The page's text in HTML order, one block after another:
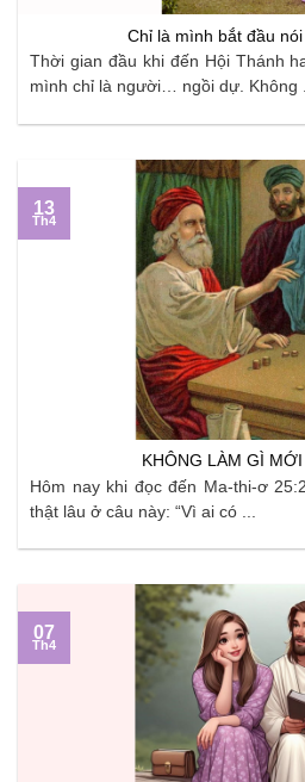
Chỉ là mình bắt đầu nói
Thời gian đầu khi đến Hội Thánh
mình chỉ là người… ngồi dự. Không
KHÔNG LÀM GÌ
Hôm nay khi đọc đến Ma-thi-ơ
thật lâu ở câu này: “Vì ai có ...
13
Th4
07
Th4